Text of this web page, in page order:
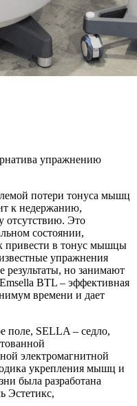
упражнению
потери тонуса мышц
к недержанию,
отсутствию. Это
состоянии,
привести в тонус мышцы
упражнения
результаты, но занимают
BTL – эффективная
времени и дает
поле, SELLA – седло,
электромагнитной
укрепления мышц и
была разработана
Эстетикс,